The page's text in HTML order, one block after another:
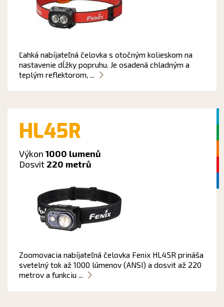
Ľahká nabíjateľná čelovka s otočným kolieskom na
nastavenie dĺžky popruhu. Je osadená chladným a
teplým reflektorom, ...
HL45R
Výkon 1000 lumenů
Dosvit 220 metrů
Zoomovacia nabíjateľná čelovka Fenix HL45R prináša
svetelný tok až 1000 lúmenov (ANSI) a dosvit až 220
metrov a funkciu ...